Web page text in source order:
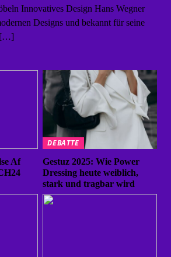
Innovatives Design Hans Wegner
Designs und bekannt für seine
[…]
Af
DEBATTE
Gestuz 2025: Wie Power
Dressing heute weiblich,
stark und tragbar wird